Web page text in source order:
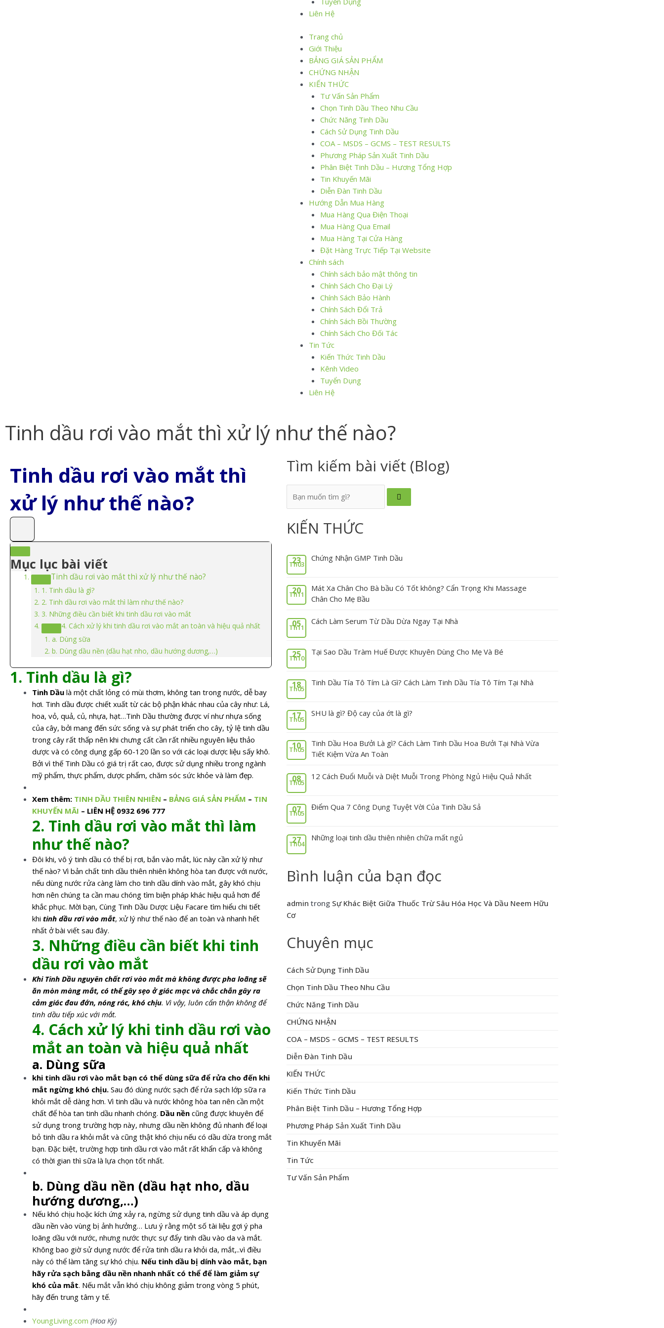
Liên Hệ
Trang chủ
Giới Thiệu
BẢNG GIÁ SẢN PHẨM
CHỨNG NHẬN
KIẾN THỨC
Tư Vấn Sản Phẩm
Chọn Tinh Dầu Theo Nhu Cầu
Chức Năng Tinh Dầu
Cách Sử Dụng Tinh Dầu
COA – MSDS – GCMS – TEST RESULTS
Phương Pháp Sản Xuất Tinh Dầu
Phân Biệt Tinh Dầu – Hương Tổng Hợp
Tin Khuyến Mãi
Diễn Đàn Tinh Dầu
Hướng Dẫn Mua Hàng
Mua Hàng Qua Điện Thoại
Mua Hàng Qua Email
Mua Hàng Tại Cửa Hàng
Đặt Hàng Trực Tiếp Tại Website
Chính sách
Chính sách bảo mật thông tin
Chính Sách Cho Đại Lý
Chính Sách Bảo Hành
Chính Sách Đổi Trả
Chính Sách Bồi Thường
Chính Sách Cho Đối Tác
Tin Tức
Kiến Thức Tinh Dầu
Kênh Video
Tuyển Dụng
Liên Hệ
Tinh dầu rơi vào mắt thì xử lý như thế nào?
Tinh dầu rơi vào mắt thì
xử lý như thế nào?
Mục lục bài viết
Tinh dầu rơi vào mắt thì xử lý như thế nào?
1. Tinh dầu là gì?
2. Tinh dầu rơi vào mắt thì làm như thế nào?
3. Những điều cần biết khi tinh dầu rơi vào mắt
4. Cách xử lý khi tinh dầu rơi vào mắt an toàn và hiệu quả nhất
a. Dùng sữa
b. Dùng dầu nền (dầu hạt nho, dầu hướng dương,…)
1. Tinh dầu là gì?
Tinh Dầu là một chất lỏng có mùi thơm, không tan trong nước, dễ bay
hơi. Tinh dầu được chiết xuất từ các bộ phận khác nhau của cây như: Lá,
hoa, vỏ, quả, củ, nhựa, hạt…Tinh Dầu thường được ví như nhựa sống
của cây, bởi mang đến sức sống và sự phát triển cho cây, tỷ lệ tinh dầu
trong cây rất thấp nên khi chưng cất cần rất nhiều nguyên liệu thảo
dược và có công dụng gấp 60-120 lần so với các loại dược liệu sấy khô.
Bởi vì thế Tinh Dầu có giá trị rất cao, được sử dụng nhiều trong ngành
mỹ phẩm, thực phẩm, dược phẩm, chăm sóc sức khỏe và làm đẹp.
Xem thêm: TINH DẦU THIÊN NHIÊN – BẢNG GIÁ SẢN PHẨM – TIN
KHUYẾN MÃI – LIÊN HỆ 0932 696 777
2. Tinh dầu rơi vào mắt thì làm
như thế nào?
Đôi khi, vô ý tinh dầu có thể bị rơi, bắn vào mắt, lúc này cần xử lý như
thế nào? Vì bản chất tinh dầu thiên nhiên không hòa tan được với nước,
nếu dùng nước rửa càng làm cho tinh dầu dính vào mắt, gây khó chịu
hơn nên chúng ta cần mau chóng tìm biện pháp khác hiệu quả hơn để
khắc phục. Mời bạn, Cùng Tinh Dầu Dược Liệu Facare tìm hiểu chi tiết
khi tinh dầu rơi vào mắt, xử lý như thế nào để an toàn và nhanh hết
nhất ở bài viết sau đây.
3. Những điều cần biết khi tinh
dầu rơi vào mắt
Khi Tinh Dầu nguyên chất rơi vào mắt mà không được pha loãng sẽ
ăn mòn màng mắt, có thể gây sẹo ở giác mạc và chắc chắn gây ra
cảm giác đau đớn, nóng rác, khó chịu. Vì vậy, luôn cẩn thận không để
tinh dầu tiếp xúc với mắt.
4. Cách xử lý khi tinh dầu rơi vào
mắt an toàn và hiệu quả nhất
a. Dùng sữa
khi tinh dầu rơi vào mắt bạn có thể dùng sữa để rửa cho đến khi
mắt ngừng khó chịu. Sau đó dùng nước sạch để rửa sạch lớp sữa ra
khỏi mắt dễ dàng hơn. Vì tinh dầu và nước không hòa tan nên cần một
chất để hòa tan tinh dầu nhanh chóng. Dầu nền cũng được khuyên để
sử dụng trong trường hợp này, nhưng dầu nền không đủ nhanh để loại
bỏ tinh dầu ra khỏi mắt và cũng thật khó chịu nếu có dầu dừa trong mắt
bạn. Đặc biệt, trường hợp tinh dầu rơi vào mắt rất khẩn cấp và không
có thời gian thì sữa là lựa chọn tốt nhất.
b. Dùng dầu nền (dầu hạt nho, dầu
hướng dương,…)
Nếu khó chịu hoặc kích ứng xảy ra, ngừng sử dụng tinh dầu và áp dụng
dầu nền vào vùng bị ảnh hưởng… Lưu ý rằng một số tài liệu gợi ý pha
loãng dầu với nước, nhưng nước thực sự đẩy tinh dầu vào da và mắt.
Không bao giờ sử dụng nước để rửa tinh dầu ra khỏi da, mắt,..vì điều
này có thể làm tăng sự khó chịu. Nếu tinh dầu bị dính vào mắt, bạn
hãy rửa sạch bằng dầu nền nhanh nhất có thể để làm giảm sự
khó của mắt. Nếu mắt vẫn khó chịu không giảm trong vòng 5 phút,
hãy đến trung tâm y tế.
YoungLiving.com (Hoa Kỳ)
Tìm kiếm bài viết (Blog)
KIẾN THỨC
23
Th03
Chứng Nhận GMP Tinh Dầu
20
Th11
Mát Xa Chân Cho Bà bầu Có Tốt không? Cẩn Trọng Khi Massage
Chân Cho Mẹ Bầu
05
Th11
Cách Làm Serum Từ Dầu Dừa Ngay Tại Nhà
25
Th10
Tại Sao Dầu Tràm Huế Được Khuyên Dùng Cho Mẹ Và Bé
18
Th05
Tinh Dầu Tía Tô Tím Là Gì? Cách Làm Tinh Dầu Tía Tô Tím Tại Nhà
17
Th05
SHU là gì? Độ cay của ớt là gì?
10
Th05
Tinh Dầu Hoa Bưởi Là gì? Cách Làm Tinh Dầu Hoa Bưởi Tại Nhà Vừa
Tiết Kiệm Vừa An Toàn
08
Th05
12 Cách Đuổi Muỗi và Diệt Muỗi Trong Phòng Ngủ Hiệu Quả Nhất
07
Th05
Điểm Qua 7 Công Dụng Tuyệt Vời Của Tinh Dầu Sả
27
Th04
Những loại tinh dầu thiên nhiên chữa mất ngủ
Bình luận của bạn đọc
admin trong Sự Khác Biệt Giữa Thuốc Trừ Sâu Hóa Học Và Dầu Neem Hữu
Cơ
Chuyên mục
Cách Sử Dụng Tinh Dầu
Chọn Tinh Dầu Theo Nhu Cầu
Chức Năng Tinh Dầu
CHỨNG NHẬN
COA – MSDS – GCMS – TEST RESULTS
Diễn Đàn Tinh Dầu
KIẾN THỨC
Kiến Thức Tinh Dầu
Phân Biệt Tinh Dầu – Hương Tổng Hợp
Phương Pháp Sản Xuất Tinh Dầu
Tin Khuyến Mãi
Tin Tức
Tư Vấn Sản Phẩm